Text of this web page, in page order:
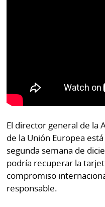
El director general de la
de la Unión Europea
segunda semana de
podría recuperar la
compromiso
responsable.